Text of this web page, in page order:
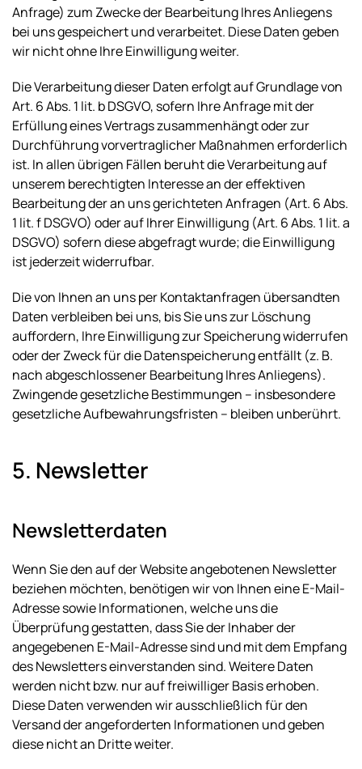
Anfrage) zum Zwecke der Bearbeitung Ihres Anliegens
bei uns gespeichert und verarbeitet. Diese Daten geben
wir nicht ohne Ihre Einwilligung weiter.
Die Verarbeitung dieser Daten erfolgt auf Grundlage von
Art. 6 Abs. 1 lit. b DSGVO, sofern Ihre Anfrage mit der
Erfüllung eines Vertrags zusammenhängt oder zur
Durchführung vorvertraglicher Maßnahmen erforderlich
ist. In allen übrigen Fällen beruht die Verarbeitung auf
unserem berechtigten Interesse an der effektiven
Bearbeitung der an uns gerichteten Anfragen (Art. 6 Abs.
1 lit. f DSGVO) oder auf Ihrer Einwilligung (Art. 6 Abs. 1 lit. a
DSGVO) sofern diese abgefragt wurde; die Einwilligung
ist jederzeit widerrufbar.
Die von Ihnen an uns per Kontaktanfragen übersandten
Daten verbleiben bei uns, bis Sie uns zur Löschung
auffordern, Ihre Einwilligung zur Speicherung widerrufen
oder der Zweck für die Datenspeicherung entfällt (z. B.
nach abgeschlossener Bearbeitung Ihres Anliegens).
Zwingende gesetzliche Bestimmungen – insbesondere
gesetzliche Aufbewahrungsfristen – bleiben unberührt.
5. Newsletter
Newsletter­daten
Wenn Sie den auf der Website angebotenen Newsletter
beziehen möchten, benötigen wir von Ihnen eine E-Mail-
Adresse sowie Informationen, welche uns die
Überprüfung gestatten, dass Sie der Inhaber der
angegebenen E-Mail-Adresse sind und mit dem Empfang
des Newsletters einverstanden sind. Weitere Daten
werden nicht bzw. nur auf freiwilliger Basis erhoben.
Diese Daten verwenden wir ausschließlich für den
Versand der angeforderten Informationen und geben
diese nicht an Dritte weiter.